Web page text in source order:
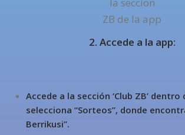
2. Accede a la app:
Accede a la sección ‘Club ZB’ dentro
selecciona “Sorteos”, donde
Berrikusi”.